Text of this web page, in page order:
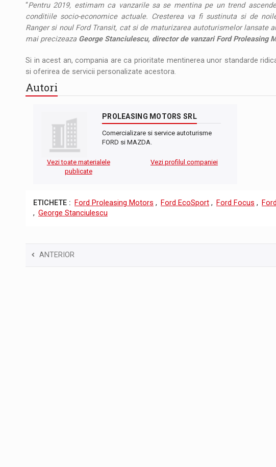
“Pentru 2019, estimam ca vanzarile sa se mentina pe un trend
conditiile socio-economice actuale. Cresterea va fi sustinuta si de
Ranger si noul Ford Transit, cat si de maturizarea autoturismelor lansate
mai precizeaza George Stanciulescu, director de vanzari Ford Proleasing
Si in acest an, compania are ca prioritate mentinerea unor standarde
si oferirea de servicii personalizate acestora.
Autori
PROLEASING MOTORS SRL
Comercializare si service autoturisme
FORD si MAZDA.
Vezi toate materialele
publicate
Vezi profilul companiei
ETICHETE : Ford Proleasing Motors , Ford EcoSport , Ford Focus ,
, George Stanciulescu
ANTERIOR